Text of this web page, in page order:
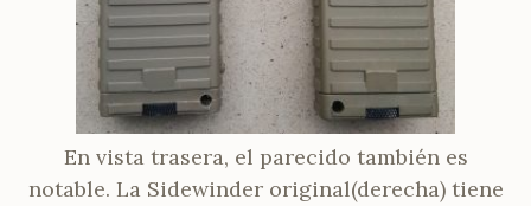
En vista trasera, el parecido también es
notable. La Sidewinder original(derecha) tiene